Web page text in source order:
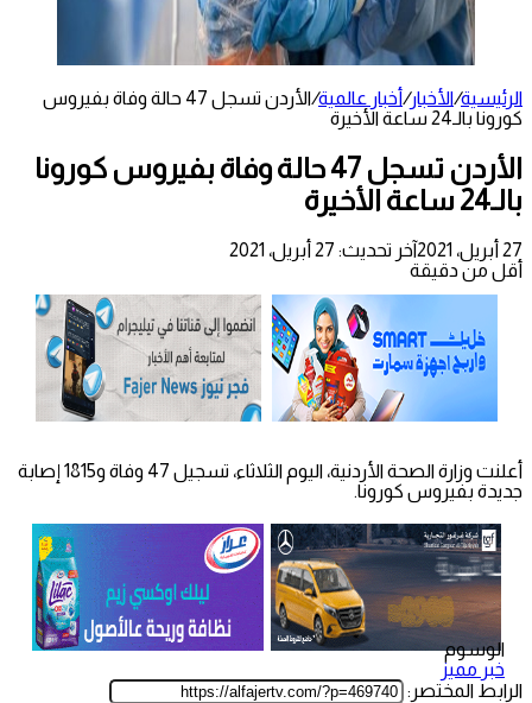
الرئيسية/الأخبار/أخبار عالمية/
الأردن تسجل 47 حالة وفاة بفيروس
كورونا بالـ24 ساعة الأخيرة
الأردن تسجل 47 حالة وفاة بفيروس كورونا
بالـ24 ساعة الأخيرة
27 أبريل، 2021
آخر تحديث: 27 أبريل، 2021
أقل من دقيقة
أعلنت وزارة الصحة الأردنية، اليوم الثلاثاء، تسجيل 47 وفاة و1815 إصابة
جديدة بفيروس كورونا.
الوسوم
خبر مميز
الرابط المختصر: